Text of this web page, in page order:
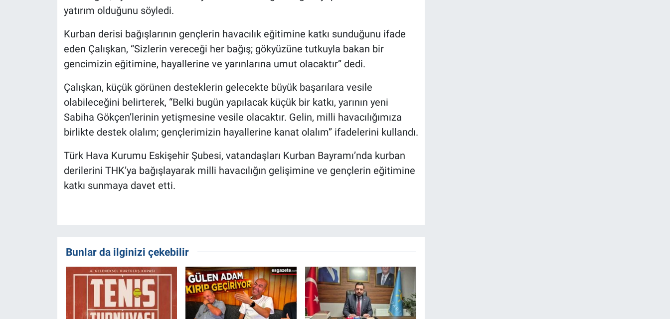
yatırım olduğunu söyledi.
Kurban derisi bağışlarının gençlerin havacılık eğitimine katkı sunduğunu ifade
eden Çalışkan, “Sizlerin vereceği her bağış; gökyüzüne tutkuyla bakan bir
gencimizin eğitimine, hayallerine ve yarınlarına umut olacaktır” dedi.
Çalışkan, küçük görünen desteklerin gelecekte büyük başarılara vesile
olabileceğini belirterek, “Belki bugün yapılacak küçük bir katkı, yarının yeni
Sabiha Gökçen’lerinin yetişmesine vesile olacaktır. Gelin, milli havacılığımıza
birlikte destek olalım; gençlerimizin hayallerine kanat olalım” ifadelerini kullandı.
Türk Hava Kurumu Eskişehir Şubesi, vatandaşları Kurban Bayramı’nda kurban
derilerini THK’ya bağışlayarak milli havacılığın gelişimine ve gençlerin eğitimine
katkı sunmaya davet etti.
Bunlar da ilginizi çekebilir